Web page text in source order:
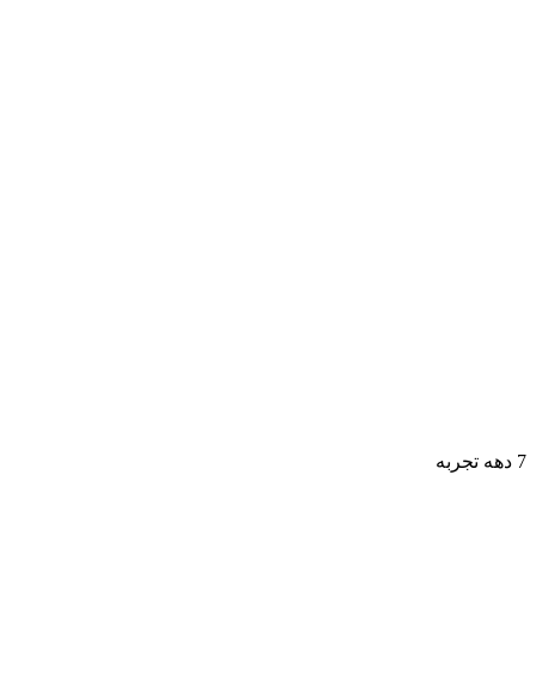
7 دهه تجربه